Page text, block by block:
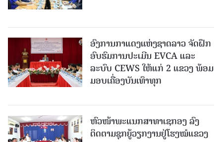
ອົງການກາແດງແຫ່ງຊາດລາວ ຈັດຝຶກ
ອົບຮົມການປະເມີນ EVCA ແລະ
ລະບົບ CEWS ໃຫ້ແກ່ 2 ແຂວງ ພ້ອມ
ມອບເຄື່ອງບັນເທົາທຸກ
ຫົວໜ້າພະແນກສາທາເຊກອງ ລົງ
ຕິດຕາມຊຸກຍູ້ວຽກງານຢູ່ໂຮງໝໍແຂວງ